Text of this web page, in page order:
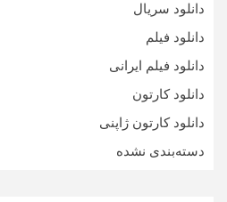
دانلود سریال
دانلود فیلم
دانلود فیلم ایرانی
دانلود کارتون
دانلود کارتون ژاپنی
دسته‌بندی نشده